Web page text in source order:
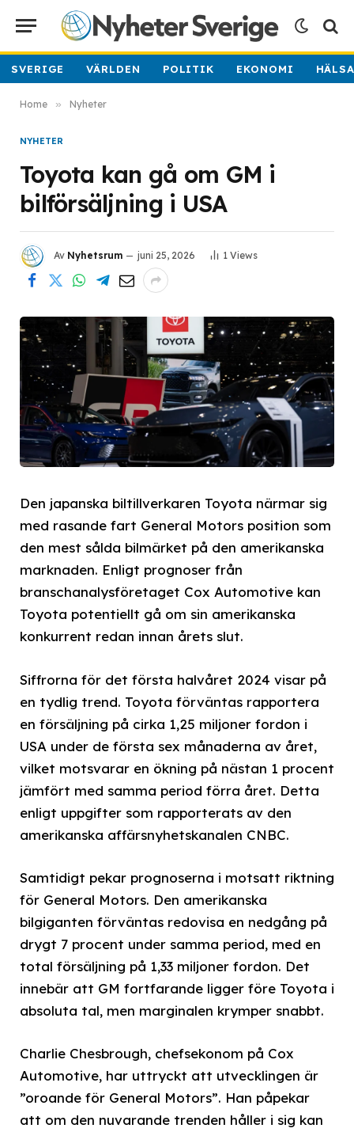
SVERIGE VÄRLDEN POLITIK EKONOMI
Home » Nyheter
NYHETER
Toyota kan gå om GM i
bilförsäljning i USA
Av Nyhetsrum juni 25, 2026 1 Views
Den japanska biltillverkaren Toyota närmar sig
med rasande fart General Motors position som
den mest sålda bilmärket på den amerikanska
marknaden. Enligt prognoser från
branschanalysföretaget Cox Automotive kan
Toyota potentiellt gå om sin amerikanska
konkurrent redan innan årets slut.
Siffrorna för det första halvåret 2024 visar på
en tydlig trend. Toyota förväntas rapportera
en försäljning på cirka 1,25 miljoner fordon i
USA under de första sex månaderna av året,
vilket motsvarar en ökning på nästan 1 procent
jämfört med samma period förra året. Detta
enligt uppgifter som rapporterats av den
amerikanska affärsnyhetskanalen CNBC.
Samtidigt pekar prognoserna i motsatt riktning
för General Motors. Den amerikanska
bilgiganten förväntas redovisa en nedgång på
drygt 7 procent under samma period, med en
total försäljning på 1,33 miljoner fordon. Det
innebär att GM fortfarande ligger före Toyota i
absoluta tal, men marginalen krymper snabbt.
Charlie Chesbrough, chefsekonom på Cox
Automotive, har uttryckt att utvecklingen är
”oroande för General Motors”. Han påpekar
att om den nuvarande trenden håller i sig kan